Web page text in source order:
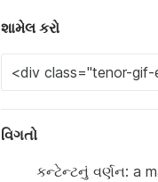
શામેલ કરો
વિગતો
કન્ટેન્ટનું વર્ણન: a